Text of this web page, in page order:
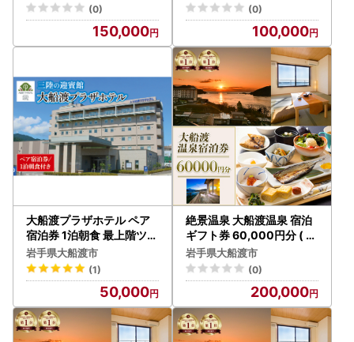
(0)
150,000
(0)
100,000
大船渡プラザホテル ペア
宿泊券 1泊朝食 最上階ツイ
ン
岩手県大船渡市
(1)
50,000
絶景温泉 大船渡温泉 宿泊
ギフト券 60,000円分 ( 1
0,000円 分×6枚 )
岩手県大船渡市
(0)
200,000